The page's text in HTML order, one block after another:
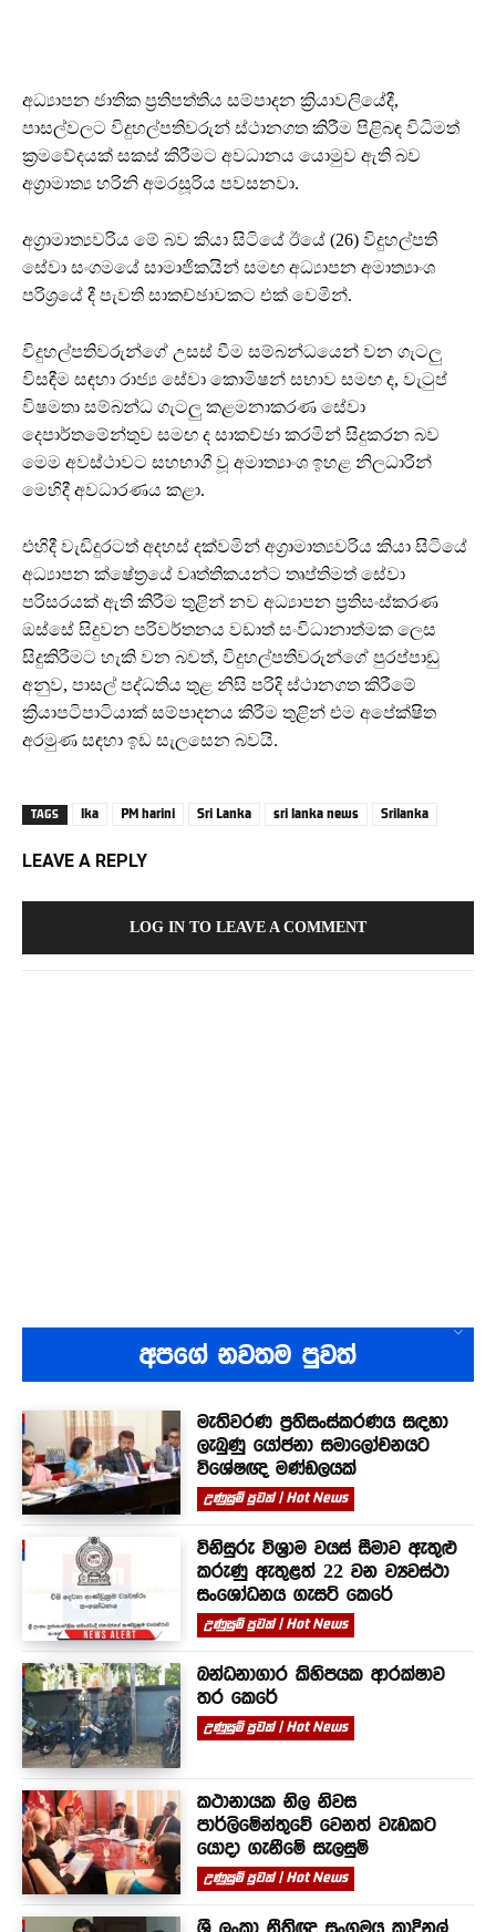
අධ්‍යාපන ජාතික ප්‍රතිපත්තිය සම්පාදන ක්‍රියාවලියේදී,
පාසල්වලට විදුහල්පතිවරුන් ස්ථානගත කිරීම පිළිබඳ විධිමත්
ක්‍රමවේදයක් සකස් කිරීමට අවධානය යොමුව ඇති බව
අග්‍රාමාත්‍ය හරිනි අමරසූරිය පවසනවා.
අග්‍රාමාත්‍යවරිය මේ බව කියා සිටියේ ඊයේ (26) විදුහල්පති
සේවා සංගමයේ සාමාජිකයින් සමඟ අධ්‍යාපන අමාත්‍යාංශ
පරිශ්‍රයේ දී පැවති සාකච්ඡාවකට එක් වෙමින්.
විදුහල්පතිවරුන්ගේ උසස් වීම සම්බන්ධයෙන් වන ගැටලු
විසඳීම සඳහා රාජ්‍ය සේවා කොමිෂන් සභාව සමඟ ද, වැටුප්
විෂමතා සම්බන්ධ ගැටලු කළමනාකරණ සේවා
දෙපාර්තමේන්තුව සමඟ ද සාකච්ඡා කරමින් සිදුකරන බව
මෙම අවස්ථාවට සහභාගී වූ අමාත්‍යාංශ ඉහළ නිලධාරීන්
මෙහිදී අවධාරණය කළා.
එහිදී වැඩිදුරටත් අදහස් දක්වමින් අග්‍රාමාත්‍යවරිය කියා සිටියේ
අධ්‍යාපන ක්ෂේත්‍රයේ වෘත්තිකයන්ට තෘප්තිමත් සේවා
පරිසරයක් ඇති කිරීම තුළින් නව අධ්‍යාපන ප්‍රතිසංස්කරණ
ඔස්සේ සිදුවන පරිවර්තනය වඩාත් සංවිධානාත්මක ලෙස
සිදුකිරීමට හැකි වන බවත්, විදුහල්පතිවරුන්ගේ පුරප්පාඩු
අනුව, පාසල් පද්ධතිය තුළ නිසි පරිදි ස්ථානගත කිරීමේ
ක්‍රියාපටිපාටියාක් සම්පාදනය කිරීම තුළින් එම අපේක්ෂිත
අරමුණ සඳහා ඉඩ සැලසෙන බවයි.
TAGS lka PM harini Sri Lanka sri lanka news Srilanka
LEAVE A REPLY
LOG IN TO LEAVE A COMMENT
අපගේ නවතම පුවත්
මැතිවරණ ප්‍රතිසංස්කරණය සඳහා
ලැබුණු යෝජනා සමාලෝචනයට
විශේෂඥ මණ්ඩලයක්
උණුසුම් පුවත් | Hot News
විනිසුරු විශ්‍රාම වයස් සීමාව ඇතුළු
කරුණු ඇතුළත් 22 වන ව්‍යවස්ථා
සංශෝධනය ගැසට් කෙරේ
උණුසුම් පුවත් | Hot News
බන්ධනාගාර කිහිපයක ආරක්ෂාව
තර කෙරේ
උණුසුම් පුවත් | Hot News
කථානායක නිල නිවස
පාර්ලිමේන්තුවේ වෙනත් වැඩකට
යොදා ගැනීමේ සැලසුම්
උණුසුම් පුවත් | Hot News
ශ්‍රී ලංකා නීතිඥ සංගමය කාදිනල්